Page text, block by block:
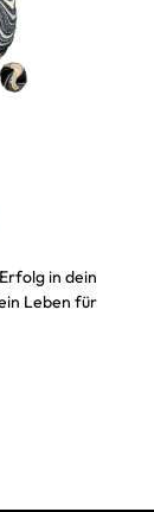
Erfolg in
Leben